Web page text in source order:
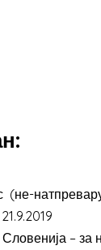
– за